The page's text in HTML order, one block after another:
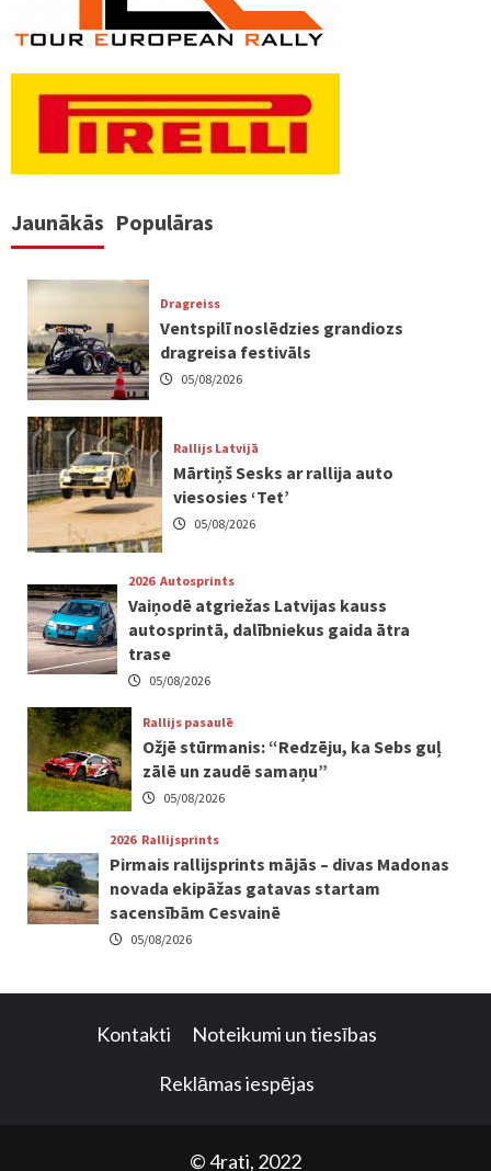
Jaunākās Populāras
Dragreiss
Ventspilī noslēdzies grandiozs
dragreisa festivāls
05/08/2026
Rallijs Latvijā
Mārtiņš Sesks ar rallija auto
viesosies ‘Tet’
05/08/2026
2026 Autosprints
Vaiņodē atgriežas Latvijas kauss
autosprintā, dalībniekus gaida ātra
trase
05/08/2026
Rallijs pasaulē
Ožjē stūrmanis: “Redzēju, ka Sebs guļ
zālē un zaudē samaņu”
05/08/2026
2026 Rallijsprints
Pirmais rallijsprints mājās – divas Madonas
novada ekipāžas gatavas startam
sacensībām Cesvainē
05/08/2026
Kontakti Noteikumi un tiesības
Reklāmas iespējas
© 4rati, 2022